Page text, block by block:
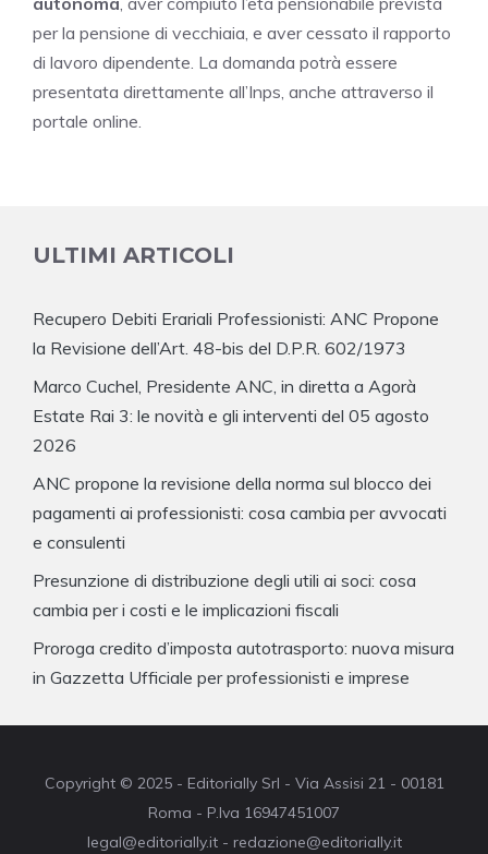
per la pensione di vecchiaia, e aver cessato il rapporto
di lavoro dipendente. La domanda potrà essere
presentata direttamente all’Inps, anche attraverso il
portale online.
ULTIMI ARTICOLI
Recupero Debiti Erariali Professionisti: ANC Propone
la Revisione dell’Art. 48-bis del D.P.R. 602/1973
Marco Cuchel, Presidente ANC, in diretta a Agorà
Estate Rai 3: le novità e gli interventi del 05 agosto
2026
ANC propone la revisione della norma sul blocco dei
pagamenti ai professionisti: cosa cambia per avvocati
e consulenti
Presunzione di distribuzione degli utili ai soci: cosa
cambia per i costi e le implicazioni fiscali
Proroga credito d’imposta autotrasporto: nuova misura
in Gazzetta Ufficiale per professionisti e imprese
Copyright © 2025 - Editorially Srl - Via Assisi 21 - 00181
Roma - P.Iva 16947451007
legal@editorially.it - redazione@editorially.it